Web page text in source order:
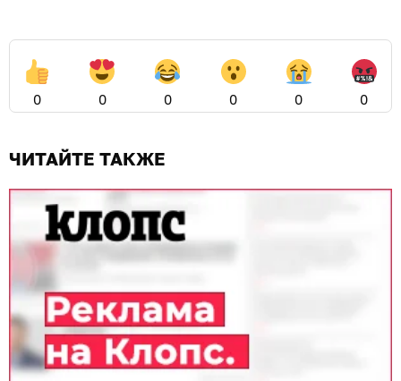
0 0 0 0 0 0
ЧИТАЙТЕ ТАКЖЕ